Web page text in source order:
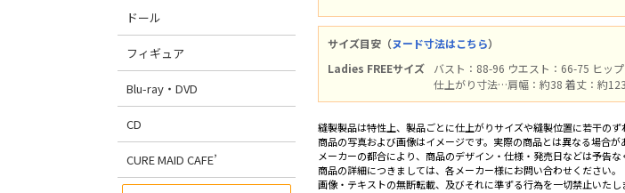
ドール
フィギュア
Blu-ray・DVD
CD
CURE MAID CAFE’
サイズ目安（ヌード寸法はこちら）
Ladies FREEサイズ
バスト：88-96 ウエスト：66-75 ヒップ
仕上がり寸法…肩幅：約38 着丈：約
縫製製品は特性上、製品ごとに仕上がりサイズや縫製位置に若干のず
商品の写真および画像はイメージです。実際の商品とは異なる場合が
メーカーの都合により、商品のデザイン・仕様・発売日などは予告な
商品の詳細につきましては、各メーカー様にお問い合わせください。
画像・テキストの無断転載、及びそれに準ずる行為を一切禁止いたし